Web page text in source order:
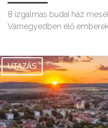
8 izgalmas budai ház
Várnegyedben élő
UTAZÁS